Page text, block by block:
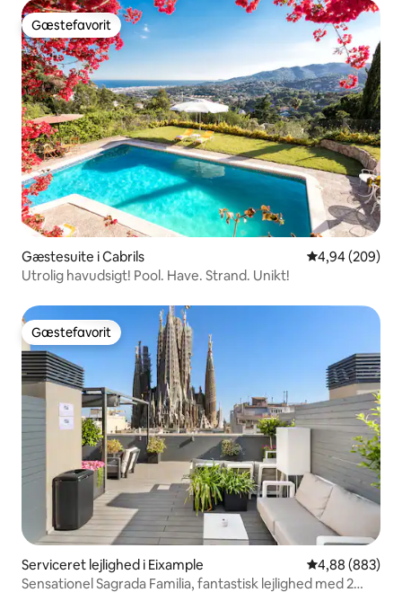
Gæstefavorit
Gæstefavorit
Gæstesuite i Cabrils 4,94 ud af 5 i
4,94 (209)
Utrolig havudsigt! Pool. Have. Strand. Unikt!
Gæstefavorit
Gæstefavorit
Serviceret lejlighed i Eixample 4,88 ud af 5 i
4,88 (883)
Sensationel Sagrada Familia, fantastisk lejlighed med 2